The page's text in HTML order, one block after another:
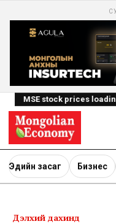
MSE stock prices
Эдийн засаг Бизнес
Дэлхий дахинд